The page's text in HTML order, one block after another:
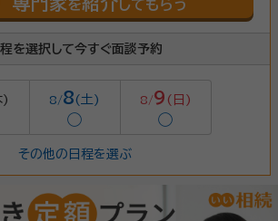
を してもらう
程を選択して今すぐ面談予約
) 8/8(土)
◯
8/9 (日)
◯
その他の日程を選ぶ